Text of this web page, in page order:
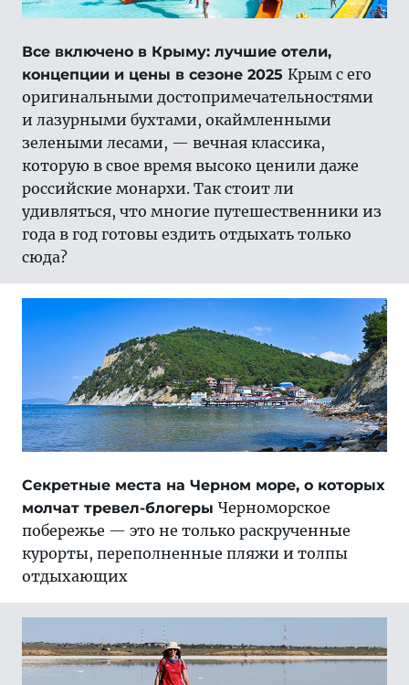
Все включено в Крыму: лучшие отели,
концепции и цены в сезоне 2025 Крым с его
оригинальными достопримечательностями
и лазурными бухтами, окаймленными
зелеными лесами, — вечная классика,
которую в свое время высоко ценили даже
российские монархи. Так стоит ли
удивляться, что многие путешественники из
года в год готовы ездить отдыхать только
сюда?
Секретные места на Черном море, о которых
молчат тревел-блогеры Черноморское
побережье — это не только раскрученные
курорты, переполненные пляжи и толпы
отдыхающих